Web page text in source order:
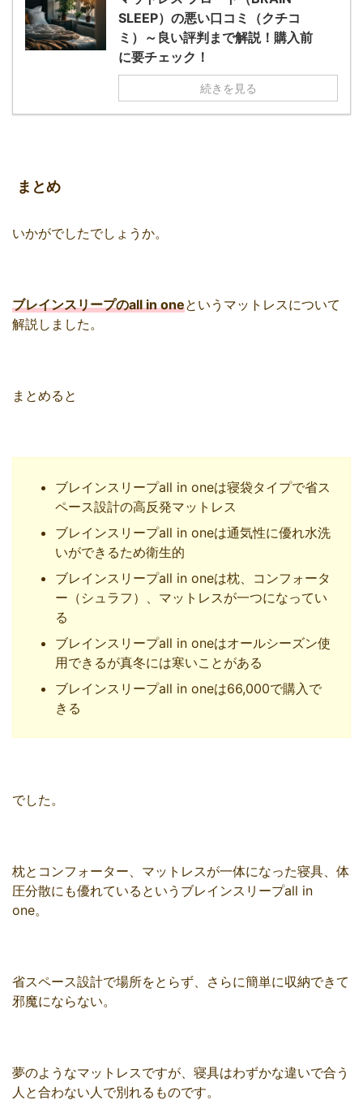
SLEEP）の悪い口コミ（クチコ
ミ）～良い評判まで解説！購入前
に要チェック！
続きを見る
まとめ
いかがでしたでしょうか。
ブレインスリープのall in oneというマットレスについて
解説しました。
まとめると
ブレインスリープall in oneは寝袋タイプで省ス
ペース設計の高反発マットレス
ブレインスリープall in oneは通気性に優れ水洗
いができるため衛生的
ブレインスリープall in oneは枕、コンフォータ
ー（シュラフ）、マットレスが一つになってい
る
ブレインスリープall in oneはオールシーズン使
用できるが真冬には寒いことがある
ブレインスリープall in oneは66,000で購入で
きる
でした。
枕とコンフォーター、マットレスが一体になった寝具、体
圧分散にも優れているというブレインスリープall in
one。
省スペース設計で場所をとらず、さらに簡単に収納できて
邪魔にならない。
夢のようなマットレスですが、寝具はわずかな違いで合う
人と合わない人で別れるものです。